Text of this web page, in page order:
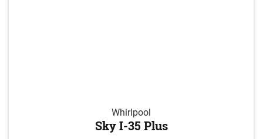
Whirlpool
Sky I-35 Plus